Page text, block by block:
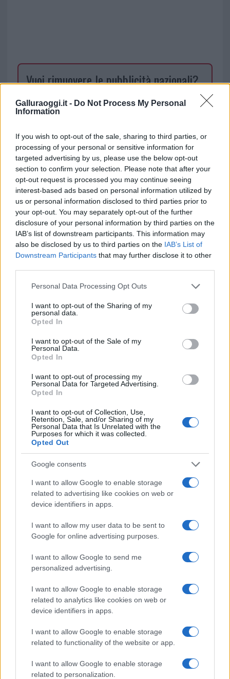
Galluraoggi.it - Do Not Process My Personal
Information
If you wish to opt-out of the sale, sharing to third parties, or
processing of your personal or sensitive information for
targeted advertising by us, please use the below opt-out
section to confirm your selection. Please note that after your
opt-out request is processed you may continue seeing
interest-based ads based on personal information utilized by
us or personal information disclosed to third parties prior to
your opt-out. You may separately opt-out of the further
disclosure of your personal information by third parties on the
IAB’s list of downstream participants. This information may
also be disclosed by us to third parties on the IAB’s List of
Downstream Participants that may further disclose it to other
Please note that this website/app uses one or more Google
not limited to your visit or usage behaviour. You may click to
grant or deny consent to Google and its third-party tags to
use your data for below specified purposes in below Google
consent section.
Personal Data Processing Opt Outs
I want to opt-out of the Sharing of my
personal data.
Opted In
I want to opt-out of the Sale of my
Personal Data.
Opted In
I want to opt-out of processing my
Personal Data for Targeted Advertising.
Opted In
I want to opt-out of Collection, Use,
Retention, Sale, and/or Sharing of my
Personal Data that Is Unrelated with the
Purposes for which it was collected.
Opted Out
Google consents
I want to allow Google to enable storage
related to advertising like cookies on web or
device identifiers in apps.
I want to allow my user data to be sent to
Google for online advertising purposes.
I want to allow Google to send me
personalized advertising.
I want to allow Google to enable storage
related to analytics like cookies on web or
device identifiers in apps.
I want to allow Google to enable storage
related to functionality of the website or app.
I want to allow Google to enable storage
related to personalization.
Vuoi rimuovere le pubblicità nazionali?
Puoi abbonarti asoli € 1,10 al mese
cliccando
Sei già abbonato?
Puoi effettuare l'accesso andando nella
sezioneLogindal menù del sito o
cliccandoqui
TEMI: Coronavirus Gallura
Notizie Gallura
Notizie Sardegna
Nuove Regole Green Pass
Inviaci le tue segnalazioni,
i tuoi video e le tue foto
345 356 7512
Notizie in tempo reale?
GalluraOggi.it
Ricevi le nostre ultime news
daGoogle News
Condividi l'articolo
F
a
ce
b
o
o
k
T
w
it
te
r
Pi
n
te
re
st
W
h
at
s
A
p
p
S
h
a
Articolo precedente
Prossimo articolo